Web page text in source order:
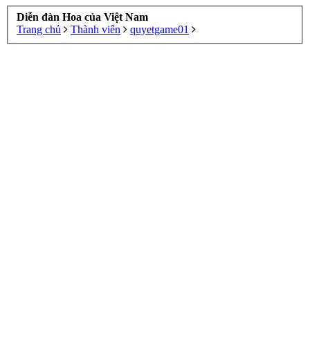
Diễn đàn Hoa của Việt Nam
Trang chủ
Thành viên quyetgame01